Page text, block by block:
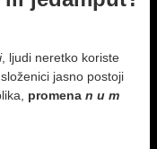
, lјudi neretko koriste
jasno postoji
promena n u m